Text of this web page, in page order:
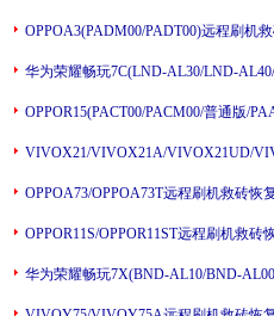
OPPOA3(PADM00/PADT00)远程刷机
华为荣耀畅玩7C(LND-AL30/LND-
OPPOR15(PACT00/PACM00/普通版/
VIVOX21/VIVOX21A/VIVOX21UD/
OPPOA73/OPPOA73T远程刷机救砖恢
OPPOR11S/OPPOR11ST远程刷机救砖
华为荣耀畅玩7X(BND-AL10/BND-